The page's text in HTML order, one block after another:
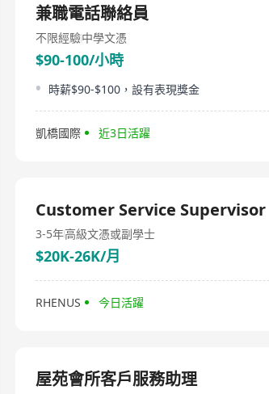
兼職電話聯絡員
不限經驗中學文憑
$90-100/小時
時薪$90-$100，設有表現獎金
凱橋國際 近3日活躍
Customer Service Supervisor
3-5年高級文憑或副學士
$20K-26K/月
RHENUS 今日活躍
屋苑會所客戶服務助理